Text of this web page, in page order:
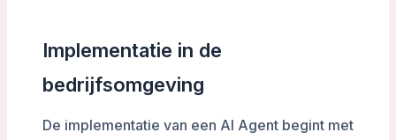
Implementatie in de
bedrijfsomgeving
De implementatie van een AI Agent begint met